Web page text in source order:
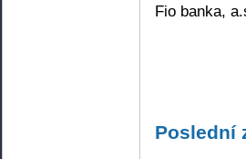
Fio banka,
Poslední